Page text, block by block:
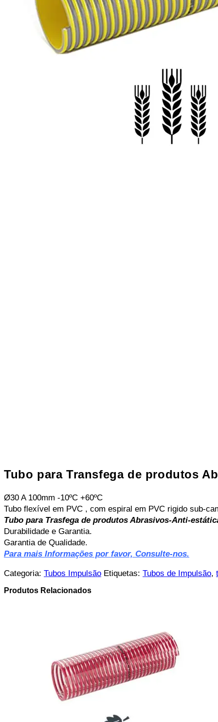
Tubo para Transfega de produtos
Ø30 A 100mm -10ºC +60ºC
Tubo flexível em PVC , com espiral em PVC rigido sub-
Tubo para Trasfega de produtos Abrasivos-Anti-
Durabilidade e Garantia.
Garantia de Qualidade.
Para mais Informações por favor, Consulte-nos.
Categoria: Tubos Impulsão Etiquetas: Tubos de Impulsão,
Produtos Relacionados